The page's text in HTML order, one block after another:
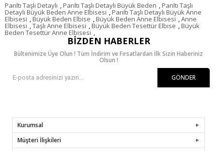
Parıltı Taşlı Detaylı
Parıltı Taşlı Detaylı Büyük Beden Parıltı Taşlı
Detaylı Büyük Beden Anne Elbisesi ,Parıltı Taşlı Detaylı Büyük Anne
Elbisesi Büyük Beden Elbise Büyük Beden Anne Elbisesi Anne
Elbisesi Taşlı Anne Elbisesi Büyük Beden Tesettür Elbise Büyük
Beden Tesettür Anne Elbisesi
BIZDEN HABERLER
Bültenimize Üye Olun ! Tüm İndirim ve Fırsatlardan İlk Sizin Haberiniz
Olsun !
GÖNDER
Kurumsal
Müşteri İlişkileri